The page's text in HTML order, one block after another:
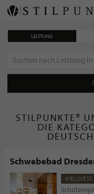
LEISTUNG
STILPUNKTE®
DIE
Schwebebad